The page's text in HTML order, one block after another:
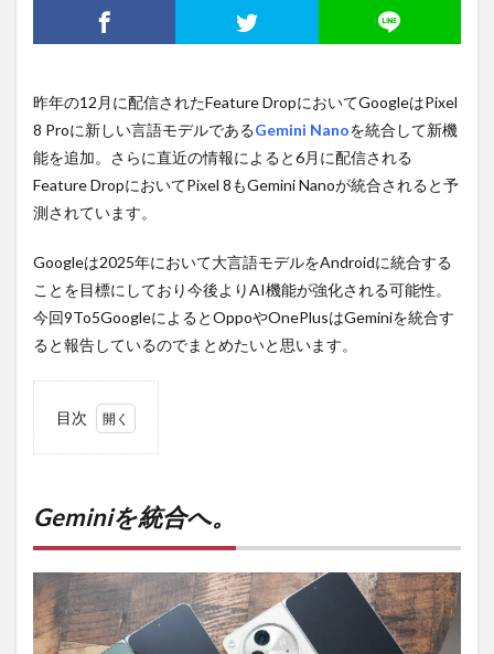
昨年の12月に配信されたFeature DropにおいてGoogleはPixel
8 Proに新しい言語モデルであるGemini Nanoを統合して新機
能を追加。さらに直近の情報によると6月に配信される
Feature DropにおいてPixel 8もGemini Nanoが統合されると予
測されています。
Googleは2025年において大言語モデルをAndroidに統合する
ことを目標にしており今後よりAI機能が強化される可能性。
今回9To5GoogleによるとOppoやOnePlusはGeminiを統合す
ると報告しているのでまとめたいと思います。
目次
購入
は待
ち時
間・
Geminiを統合へ。